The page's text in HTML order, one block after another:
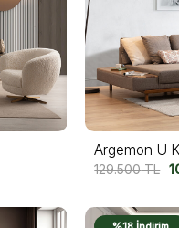
Argemon U
129.500TL